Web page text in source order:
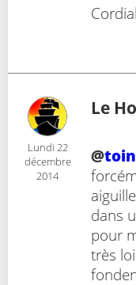
Lundi 22
décembre
2014
Le
@
dans
pour
très